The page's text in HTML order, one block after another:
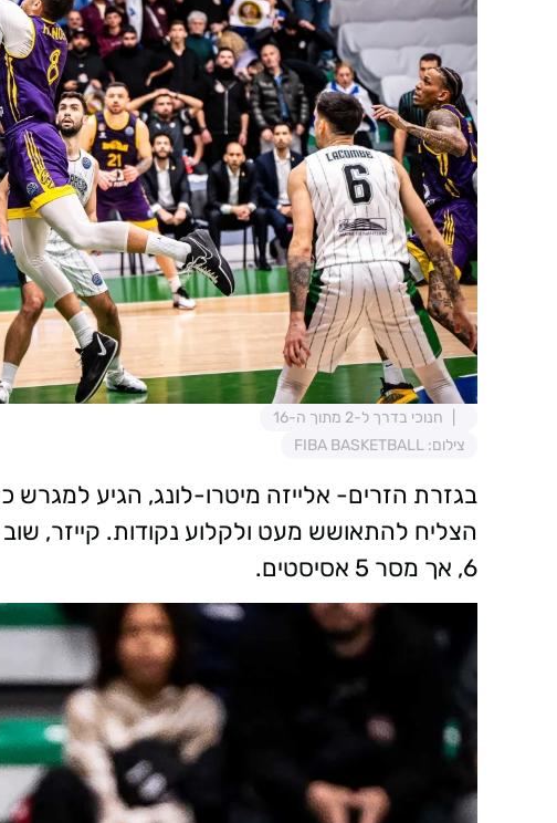
חנוכי בדרך ל-2 מתוך ה-16
צילום: FIBA BASKETBALL
בגזרת הזרים- אלייזה מיטרו-לונג, הגיע
הצליח להתאושש מעט ולקלוע נקודות. קייזר,
6, אך מסר 5 אסיסטים.